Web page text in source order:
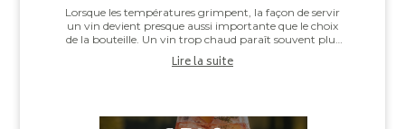
Lorsque les températures grimpent, la façon de servir
un vin devient presque aussi importante que le choix
de la bouteille. Un vin trop chaud paraît souvent plus
Lire la suite